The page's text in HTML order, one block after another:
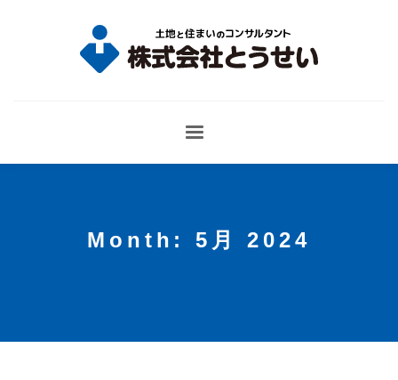
Month: 5月 2024